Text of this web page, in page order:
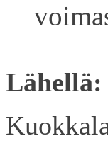
Lähellä: